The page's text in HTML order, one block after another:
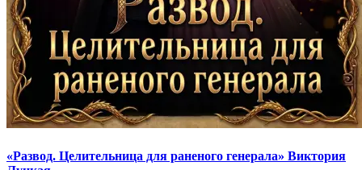
«Развод. Целительница для раненого генерала» Виктория